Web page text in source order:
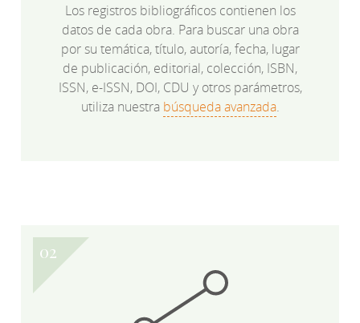
Los registros bibliográficos contienen los
datos de cada obra. Para buscar una obra
por su temática, título, autoría, fecha, lugar
de publicación, editorial, colección, ISBN,
ISSN, e-ISSN, DOI, CDU y otros parámetros,
utiliza nuestra búsqueda avanzada.